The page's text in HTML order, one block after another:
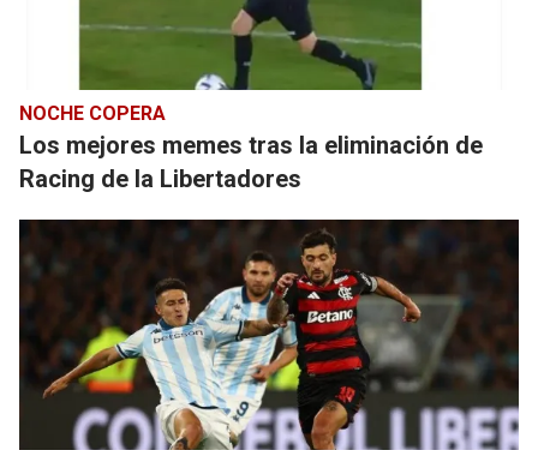
NOCHE COPERA
Los mejores memes tras la eliminación de
Racing de la Libertadores